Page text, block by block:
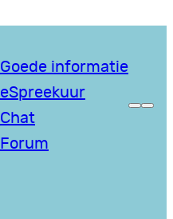
Goede informatie
eSpreekuur
Chat
Forum